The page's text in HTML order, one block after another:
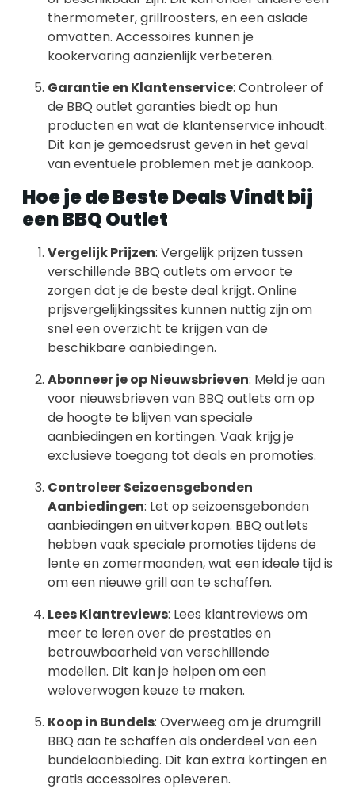
thermometer, grillroosters, en een aslade
omvatten. Accessoires kunnen je
kookervaring aanzienlijk verbeteren.
Garantie en Klantenservice: Controleer of
de BBQ outlet garanties biedt op hun
producten en wat de klantenservice inhoudt.
Dit kan je gemoedsrust geven in het geval
van eventuele problemen met je aankoop.
Hoe je de Beste Deals Vindt bij
een BBQ Outlet
Vergelijk Prijzen: Vergelijk prijzen tussen
verschillende BBQ outlets om ervoor te
zorgen dat je de beste deal krijgt. Online
prijsvergelijkingssites kunnen nuttig zijn om
snel een overzicht te krijgen van de
beschikbare aanbiedingen.
Abonneer je op Nieuwsbrieven: Meld je aan
voor nieuwsbrieven van BBQ outlets om op
de hoogte te blijven van speciale
aanbiedingen en kortingen. Vaak krijg je
exclusieve toegang tot deals en promoties.
Controleer Seizoensgebonden
Aanbiedingen: Let op seizoensgebonden
aanbiedingen en uitverkopen. BBQ outlets
hebben vaak speciale promoties tijdens de
lente en zomermaanden, wat een ideale tijd is
om een nieuwe grill aan te schaffen.
Lees Klantreviews: Lees klantreviews om
meer te leren over de prestaties en
betrouwbaarheid van verschillende
modellen. Dit kan je helpen om een
weloverwogen keuze te maken.
Koop in Bundels: Overweeg om je drumgrill
BBQ aan te schaffen als onderdeel van een
bundelaanbieding. Dit kan extra kortingen en
gratis accessoires opleveren.